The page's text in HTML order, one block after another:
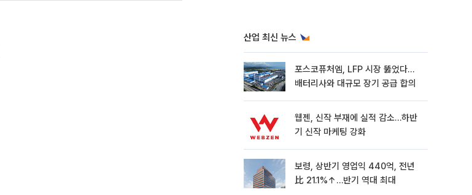
산업 최신 뉴스
포스코퓨처엠, LFP 시장 뚫었다…
배터리사와 대규모 장기 공급 합의
웹젠, 신작 부재에 실적 감소…하반
기 신작 마케팅 강화
보령, 상반기 영업익 440억, 전년
比 21.1%↑…반기 역대 최대